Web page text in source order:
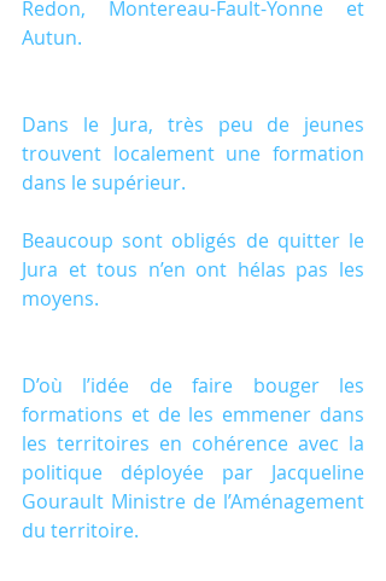
Redon, Montereau-Fault-Yonne et
Autun.
Dans le Jura, très peu de jeunes
trouvent localement une formation
dans le supérieur.
Beaucoup sont obligés de quitter le
Jura et tous n’en ont hélas pas les
moyens.
D’où l’idée de faire bouger les
formations et de les emmener dans
les territoires en cohérence avec la
politique déployée par Jacqueline
Gourault Ministre de l’Aménagement
du territoire.